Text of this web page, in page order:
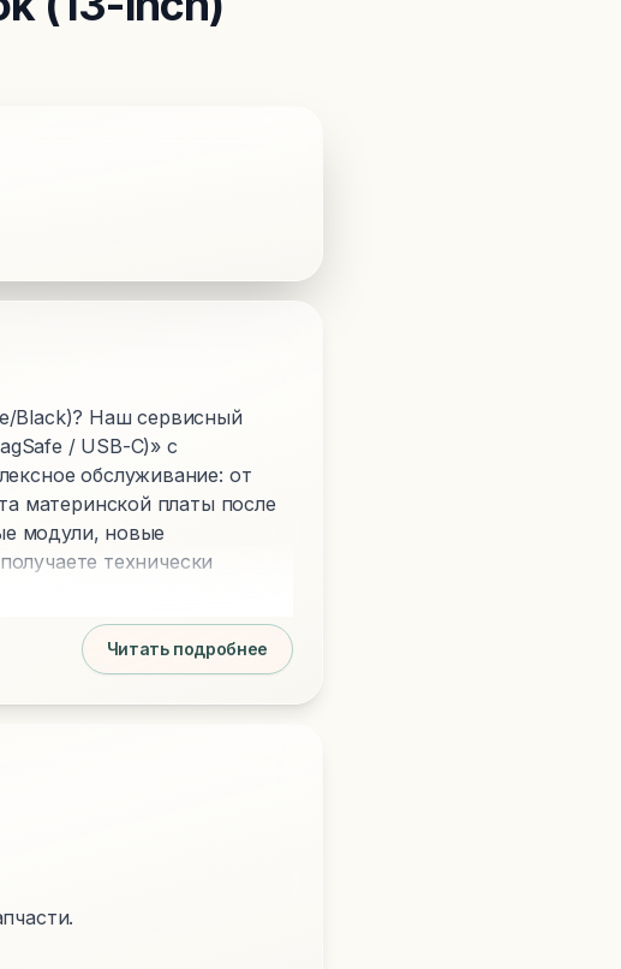
Black)? Наш сервисный
/ USB-C)» с
обслуживание: от
материнской платы после
модули, новые
технически
Читать подробнее